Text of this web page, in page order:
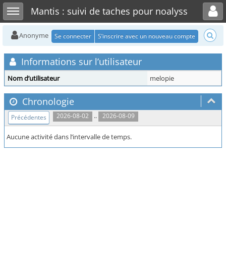
Toggle sidebarMantis : suivi de taches pour noalyss
Toggle user menu
Anonyme Se connecter S’inscrire avec un nouveau compte
Informations sur l’utilisateur
Nom d’utilisateur melopie
Chronologie
2026-08-02 .. 2026-08-09
Précédentes
Aucune activité dans l’intervalle de temps.